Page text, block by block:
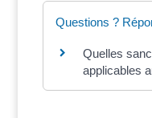
Questions ?
Quelles
applicables